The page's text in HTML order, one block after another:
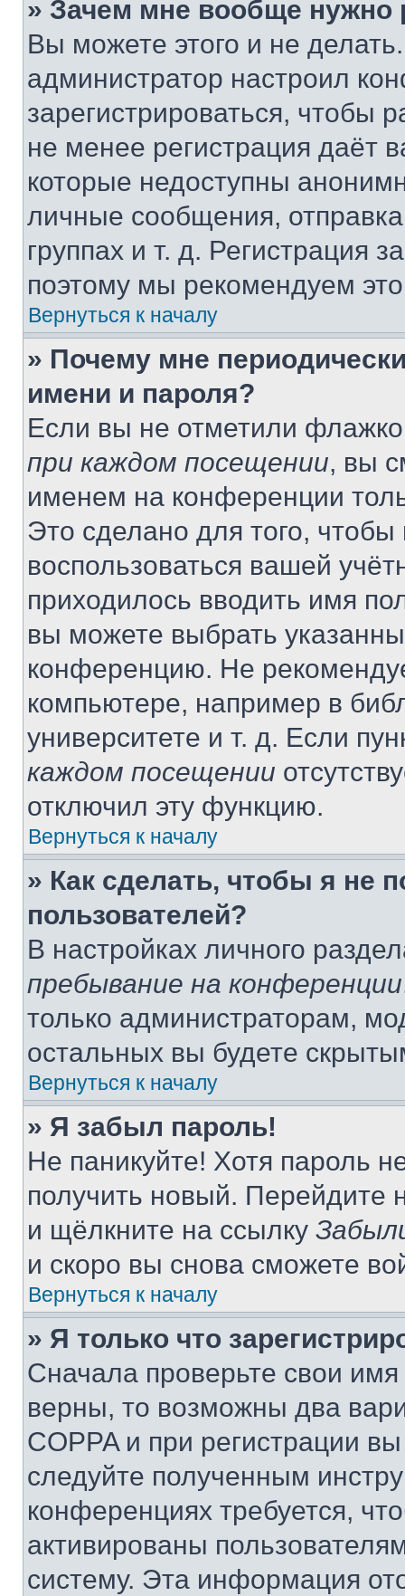
» Зачем мне вообще нужно
Вы можете этого и не
администратор настроил
зарегистрироваться, чтобы
не менее регистрация даёт
которые недоступны
личные сообщения,
группах и т. д. Регистрация
поэтому мы рекомендуем
Вернуться к началу
» Почему мне
имени и пароля?
Если вы не отметили
при каждом посещении, вы
именем на конференции
Это сделано для того, чтобы
воспользоваться вашей
приходилось вводить имя
вы можете выбрать
конференцию. Не
компьютере, например в
университете и т. д. Если
каждом посещении
отключил эту функцию.
Вернуться к началу
» Как сделать, чтобы я не
пользователей?
В настройках личного
пребывание на конференции
только администраторам,
остальных вы будете
Вернуться к началу
» Я забыл пароль!
Не паникуйте! Хотя пароль
получить новый. Перейдите
и щёлкните на ссылку
и скоро вы снова сможете
Вернуться к началу
» Я только что
Сначала проверьте свои
верны, то возможны два
COPPA и при регистрации
следуйте полученным
конференциях требуется,
активированы
систему. Эта информация